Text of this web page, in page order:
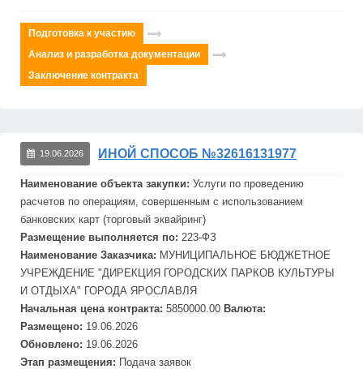
Подготовка к участию
Анализ и разработка документации
Заключение контракта
19.06.2026 ИНОЙ СПОСОБ №32616131977
Наименование объекта закупки: Услуги по проведению
расчетов по операциям, совершенным с использованием
банковских карт (торговый эквайринг)
Размещение выполняется по: 223-ФЗ
Наименование Заказчика: МУНИЦИПАЛЬНОЕ БЮДЖЕТНОЕ
УЧРЕЖДЕНИЕ "ДИРЕКЦИЯ ГОРОДСКИХ ПАРКОВ КУЛЬТУРЫ
И ОТДЫХА" ГОРОДА ЯРОСЛАВЛЯ
Начальная цена контракта: 5850000.00 Валюта:
Размещено: 19.06.2026
Обновлено: 19.06.2026
Этап размещения: Подача заявок